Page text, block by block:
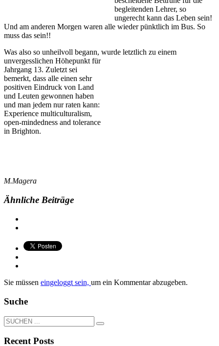
begleitenden Lehrer, so
ungerecht kann das Leben sein!
Und am anderen Morgen waren alle wieder pünktlich im Bus. So
muss das sein!!
Was also so unheilvoll begann, wurde letztlich zu einem
unvergesslichen Höhepunkt für
Jahrgang 13. Zuletzt sei
bemerkt, dass alle einen sehr
positiven Eindruck von Land
und Leuten gewonnen haben
und man jedem nur raten kann:
Experience multiculturalism,
open-mindedness and tolerance
in Brighton.
M.Magera
Ähnliche Beiträge
Sie müssen eingeloggt sein, um ein Kommentar abzugeben.
Suche
Recent Posts